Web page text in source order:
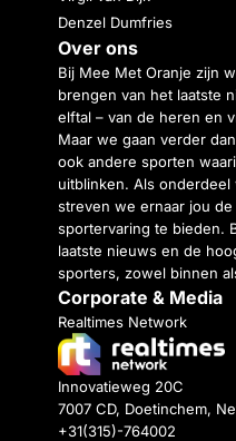
Denzel Dumfries
Over ons
Bij Mee Met Oranje zijn
brengen van het laatste
elftal – van de heren en
Maar we gaan verder
ook andere sporten
uitblinken. Als onderdeel
streven we ernaar jou
sportervaring te bieden.
laatste nieuws en de
sporters, zowel binnen
Corporate & Media
Realtimes Network
Innovatieweg 20C
7007 CD, Doetinchem,
+31(315)-764002